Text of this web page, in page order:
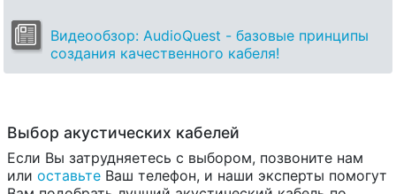
Видеообзор: AudioQuest - базовые принципы
создания качественного кабеля!
Выбор акустических кабелей
Если Вы затрудняетесь с выбором, позвоните нам
или оставьте Ваш телефон, и наши эксперты помогут